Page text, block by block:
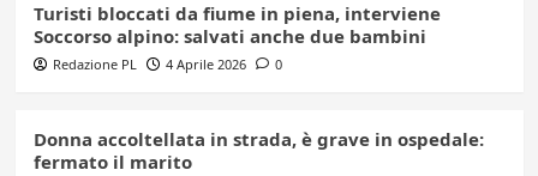
Turisti bloccati da fiume in piena, interviene
Soccorso alpino: salvati anche due bambini
Redazione PL 4 Aprile 2026 0
Donna accoltellata in strada, è grave in ospedale:
fermato il marito